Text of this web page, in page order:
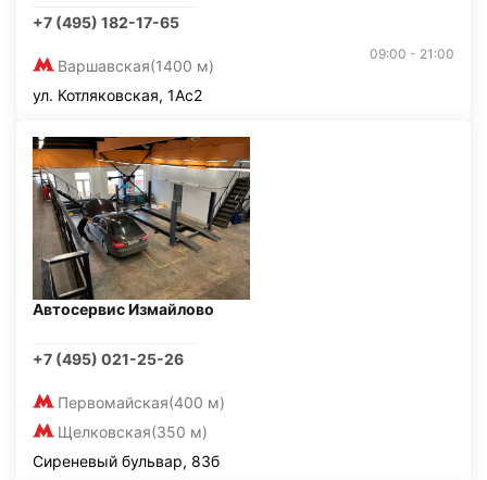
+7 (495) 182-17-65
Варшавская(1400 м)
09:00 - 21:00
ул. Котляковская, 1Ас2
Автосервис Измайлово
+7 (495) 021-25-26
Первомайская(400 м)
Щелковская(350 м)
Сиреневый бульвар, 83б